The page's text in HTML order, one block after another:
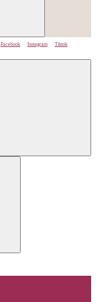
Facebook Instagram
Tiktok